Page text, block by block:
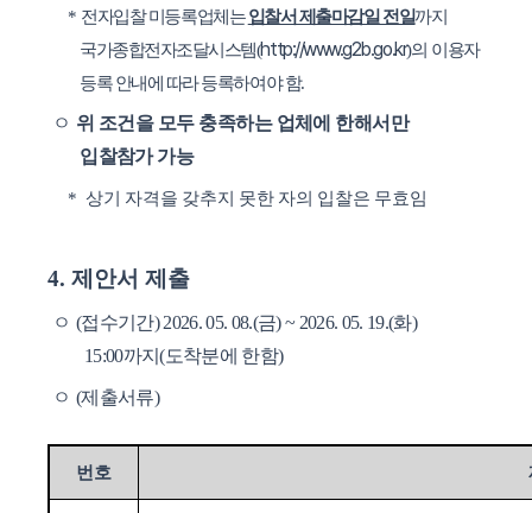
* 전자입찰 미등록업체는입찰서 제출마감일 전일까지
국가종합전자조달시스템(http://www.g2b.go.kr)의 이용자
등록 안내에 따라 등록하여야 함.
ㅇ 위 조건을 모두 충족하는 업체에 한해서만
입찰참가 가능
*상기 자격을 갖추지 못한 자의 입찰은 무효임
4. 제안서 제출
ㅇ (접수기간) 2026. 05. 08.(금) ~ 2026. 05. 19.(화)
15:00까지(도착분에 한함)
ㅇ (제출서류)
번호